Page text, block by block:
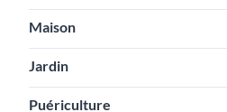
Maison
Jardin
Puériculture